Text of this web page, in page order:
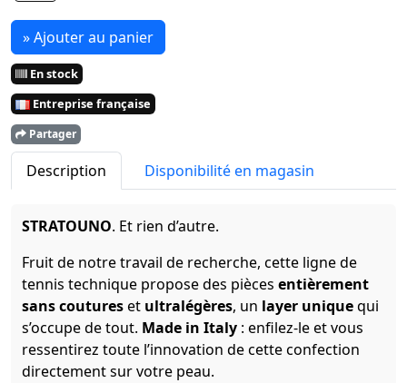
» Ajouter au panier
En stock
Entreprise française
Partager
Description Disponibilité en magasin
STRATOUNO. Et rien d’autre.
Fruit de notre travail de recherche, cette ligne de
tennis technique propose des pièces entièrement
sans coutureset ultralégères, un layer uniquequi
s’occupe de tout. Made in Italy : enfilez-le et vous
ressentirez toute l’innovation de cette confection
directement sur votre peau.